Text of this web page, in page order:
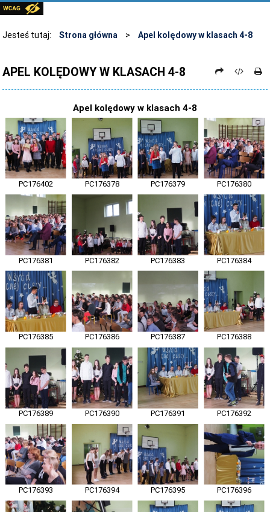
PLIKI DO POBRANIA
LINKI
STOSOWANIE TECHNOLOGII TIK - TABLICA INTERAKTYWNA
Jesteś tutaj: Strona główna > Apel kolędowy w klasach 4-8
APEL KOLĘDOWY W KLASACH 4-8
Apel kolędowy w klasach 4-8
PC176402 PC176378 PC176379 PC176380
PC176381 PC176382 PC176383 PC176384
PC176385 PC176386 PC176387 PC176388
PC176389 PC176390 PC176391 PC176392
PC176393 PC176394 PC176395 PC176396